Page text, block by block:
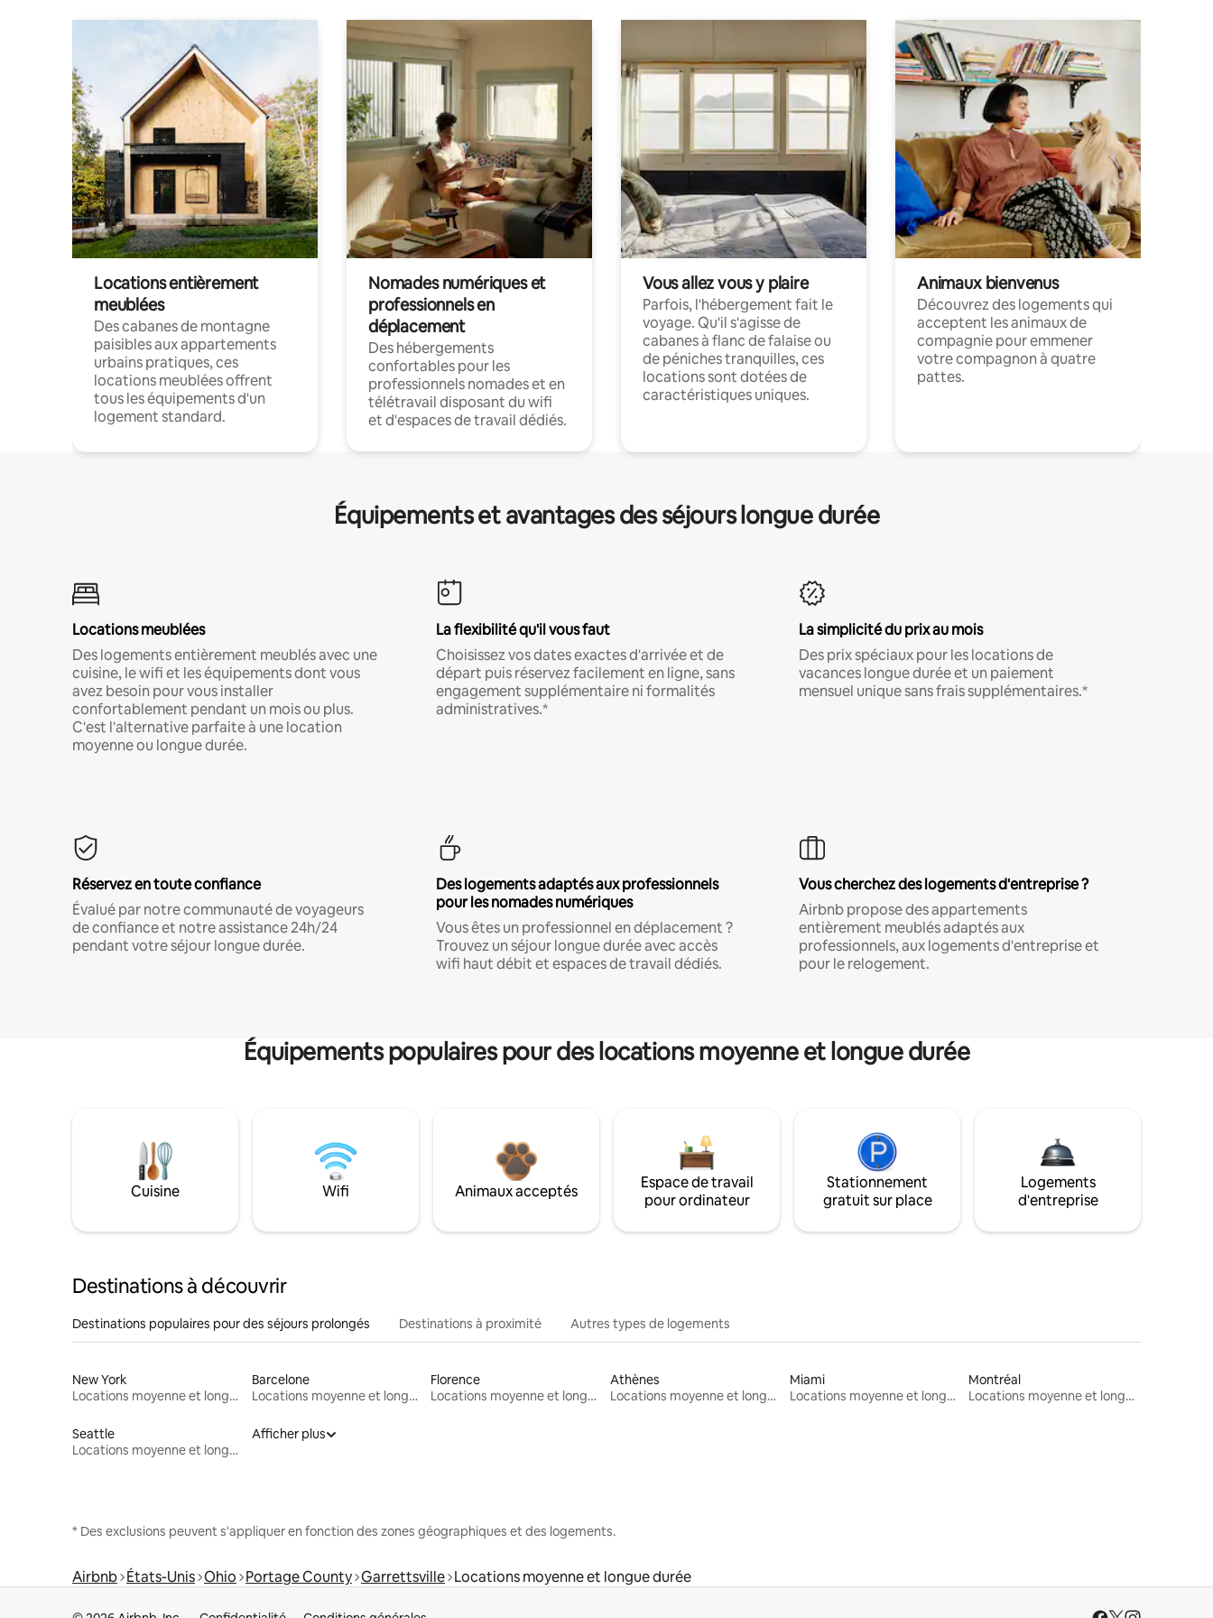
Locations entièrement
meublées
Des cabanes de montagne
paisibles aux appartements
urbains pratiques, ces
locations meublées offrent
tous les équipements d'un
logement standard.
Nomades numériques et
professionnels en
déplacement
Des hébergements
confortables pour les
professionnels nomades et en
télétravail disposant du wifi
et d'espaces de travail dédiés.
Vous allez vous y plaire
Parfois, l'hébergement fait le
voyage. Qu'il s'agisse de
cabanes à flanc de falaise ou
de péniches tranquilles, ces
locations sont dotées de
caractéristiques uniques.
Animaux bienvenus
Découvrez des logements qui
acceptent les animaux de
compagnie pour emmener
votre compagnon à quatre
pattes.
Équipements et avantages des séjours longue durée
Locations meublées
Des logements entièrement meublés avec une
cuisine, le wifi et les équipements dont vous
avez besoin pour vous installer
confortablement pendant un mois ou plus.
C'est l'alternative parfaite à une location
moyenne ou longue durée.
La flexibilité qu'il vous faut
Choisissez vos dates exactes d'arrivée et de
départ puis réservez facilement en ligne, sans
engagement supplémentaire ni formalités
administratives.*
La simplicité du prix au mois
Des prix spéciaux pour les locations de
vacances longue durée et un paiement
mensuel unique sans frais supplémentaires.*
Réservez en toute confiance
Évalué par notre communauté de voyageurs
de confiance et notre assistance 24h/24
pendant votre séjour longue durée.
Des logements adaptés aux professionnels
pour les nomades numériques
Vous êtes un professionnel en déplacement ?
Trouvez un séjour longue durée avec accès
wifi haut débit et espaces de travail dédiés.
Vous cherchez des logements d'entreprise ?
Airbnb propose des appartements
entièrement meublés adaptés aux
professionnels, aux logements d'entreprise et
pour le relogement.
Équipements populaires pour des locations moyenne et longue durée
Cuisine Wifi Animaux acceptés
Espace de travail
pour ordinateur
Stationnement
gratuit sur place
Logements
d'entreprise
Destinations à découvrir
Destinations populaires pour des séjours prolongés Destinations à proximité Autres types de logements
New York
Locations moyenne et longue durée
Barcelone
Locations moyenne et longue durée
Florence
Locations moyenne et longue durée
Athènes
Locations moyenne et longue durée
Miami
Locations moyenne et longue durée
Montréal
Locations moyenne et longue durée
Seattle
Locations moyenne et longue durée
Afficher plus
* Des exclusions peuvent s'appliquer en fonction des zones géographiques et des logements.
Airbnb États-Unis Ohio Portage County Garrettsville Locations moyenne et longue durée